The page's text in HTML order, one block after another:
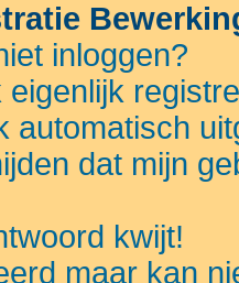
inloggen?
automatisch
dat mijn
kwijt!
maar kan